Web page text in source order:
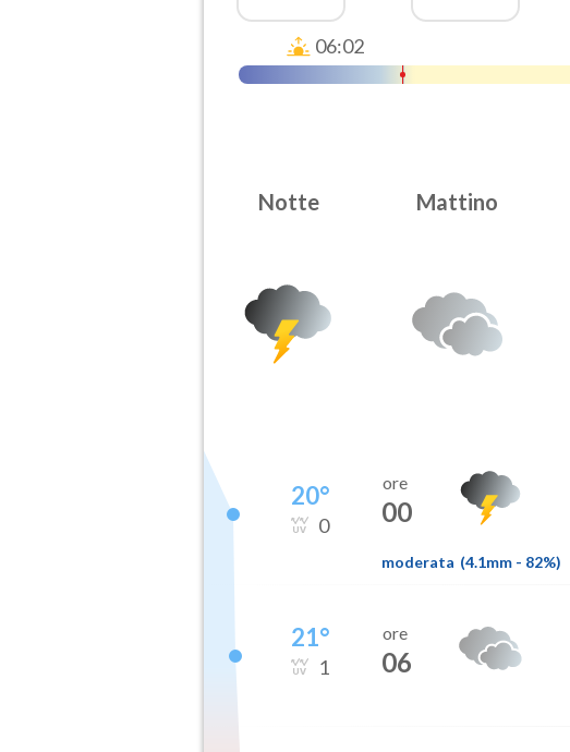
06:02
Notte Mattino
20°
0
ore
00
moderata (4.1mm - 82%)
21°
1
ore
06